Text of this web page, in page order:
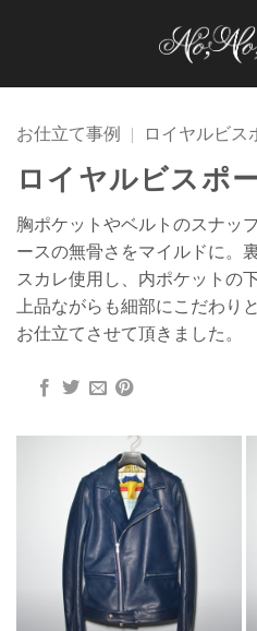
お仕立て事例 | ロイヤルビス
ロイヤルビスポ
胸ポケットやベルトのスナッ
ースの無骨さをマイルドに。
スカレ使用し、内ポケットの
上品ながらも細部にこだわり
お仕立てさせて頂きました。